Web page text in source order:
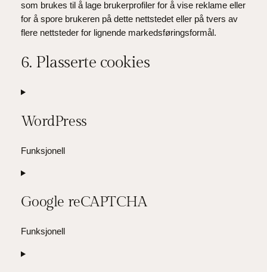
som brukes til å lage brukerprofiler for å vise reklame eller
for å spore brukeren på dette nettstedet eller på tvers av
flere nettsteder for lignende markedsføringsformål.
6. Plasserte cookies
WordPress
Funksjonell
Consent
service
wordpress
Google reCAPTCHA
Funksjonell
Consent